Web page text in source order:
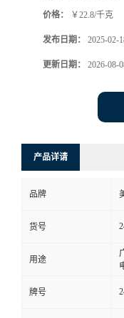
价格： ￥22.8/千克
发布日期： 2025-02-
更新日期： 2026-08-
产品详请
品牌
货号
用途
牌号